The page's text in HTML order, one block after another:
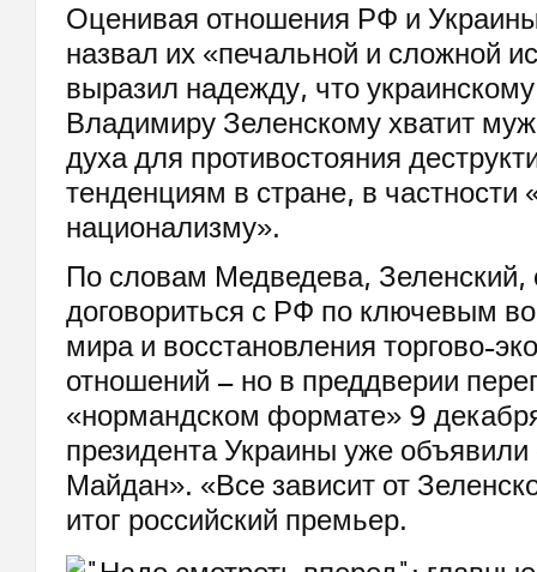
Оценивая отношения РФ и
назвал их «печальной и сложной
выразил надежду, что
Владимиру Зеленскому хватит
духа для противостояния
тенденциям в стране, в частности
национализму».
По словам Медведева, Зеленский,
договориться с РФ по ключевым
мира и восстановления торгово-
отношений – но в преддверии
«нормандском формате» 9
президента Украины уже объявили
Майдан». «Все зависит от
итог российский премьер.